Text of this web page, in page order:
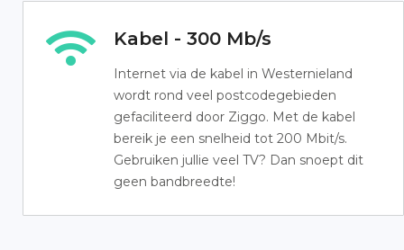
Kabel - 300 Mb/s
Internet via de kabel in Westernieland
wordt rond veel postcodegebieden
gefaciliteerd door Ziggo. Met de kabel
bereik je een snelheid tot 200 Mbit/s.
Gebruiken jullie veel TV? Dan snoept dit
geen bandbreedte!